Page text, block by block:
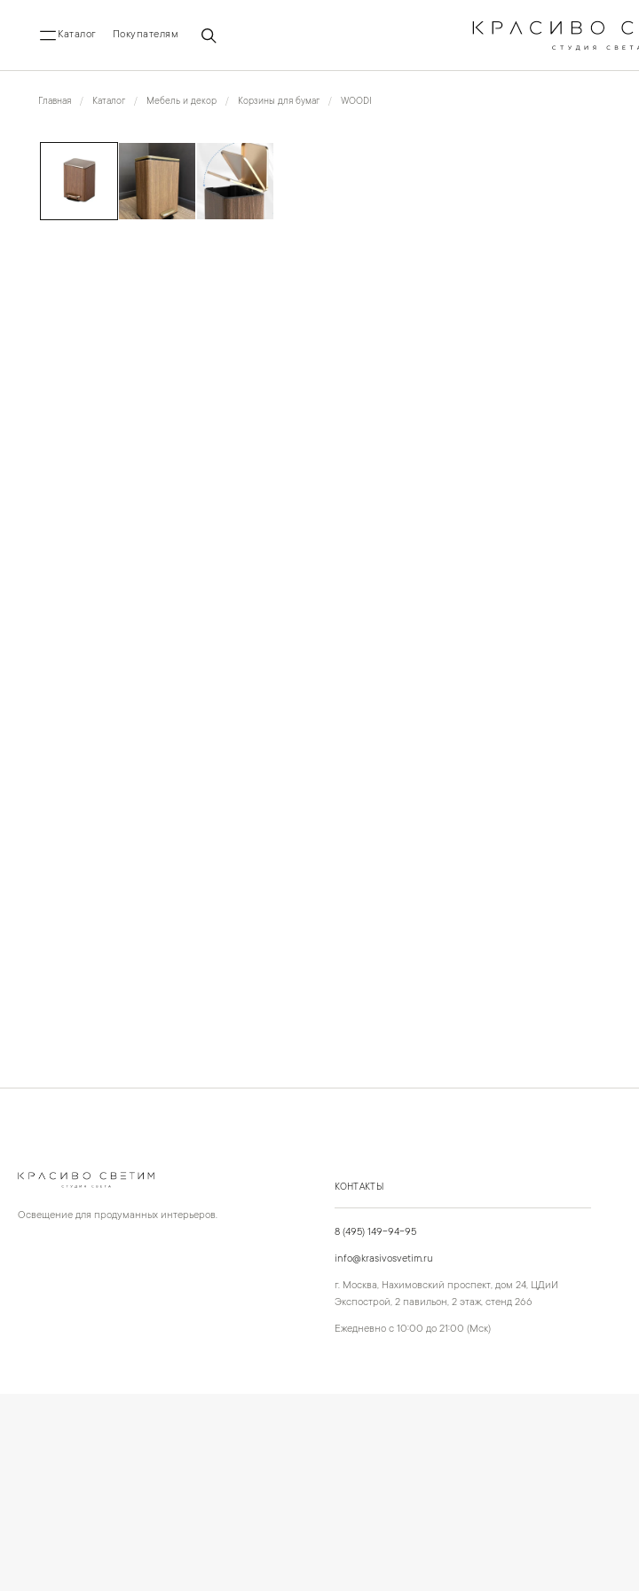
Каталог Покупателям
Главная Каталог Мебель и декор Корзины для бумаг WOODI
Освещение для продуманных интерьеров.
КОНТАКТЫ
8 (495) 149-94-95
info@krasivosvetim.ru
г. Москва, Нахимовский проспект, дом 24, ЦДиИ
Экспострой, 2 павильон, 2 этаж, стенд 266
Ежедневно с 10:00 до 21:00 (Мск)